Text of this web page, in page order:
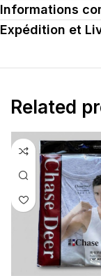
Informations
Expédition et
Related